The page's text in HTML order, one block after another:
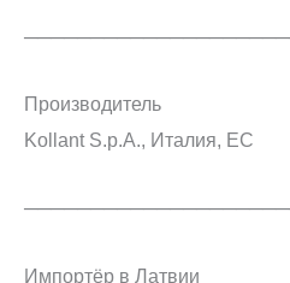
Производитель
Kollant S.p.A., Италия, ЕС
Импортёр в Латвии